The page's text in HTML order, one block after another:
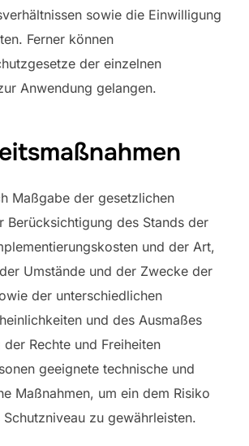
sowie die Einwilligung
Ferner können
der einzelnen
Anwendung gelangen.
Maßgabe der gesetzlichen
Berücksichtigung des Stands der
und der Art,
Umstände und der Zwecke der
der unterschiedlichen
und des Ausmaßes
Rechte und Freiheiten
geeignete technische und
Maßnahmen, um ein dem Risiko
Schutzniveau zu gewährleisten.